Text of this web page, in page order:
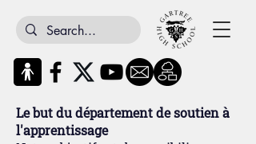
Le but du département de soutien à
l'apprentissage